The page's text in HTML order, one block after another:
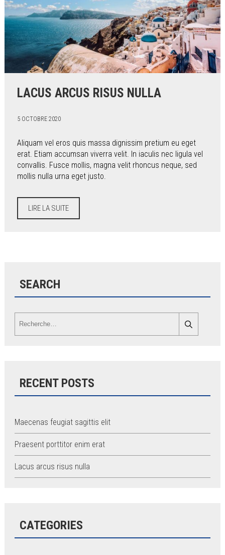
LACUS ARCUS RISUS NULLA
5 OCTOBRE 2020
Aliquam vel eros quis massa dignissim pretium eu eget
erat. Etiam accumsan viverra velit. In iaculis nec ligula vel
convallis. Fusce mollis, magna velit rhoncus neque, sed
mollis nulla urna eget justo.
LIRE LA SUITE
SEARCH
RECENT POSTS
Maecenas feugiat sagittis elit
Praesent porttitor enim erat
Lacus arcus risus nulla
CATEGORIES